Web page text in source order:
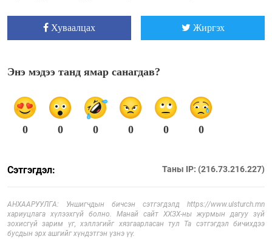
Хуваалцах Жиргэх
Энэ мэдээ танд ямар санагдав?
0 0 0 0 0 0
Сэтгэгдэл: Таны IP: (216.73.216.227)
АНХААРУУЛГА: Уншигчдын бичсэн сэтгэгдэлд https://www.ulsturch.mn
хариуцлага хүлээхгүй болно. Манай сайт ХХЗХ-ны журмын дагуу зүй
зохисгүй зарим үг, хэллэгийг хязгаарласан тул Та сэтгэгдэл бичихдээ
бусдын эрх ашгийг хүндэтгэн үзнэ үү.